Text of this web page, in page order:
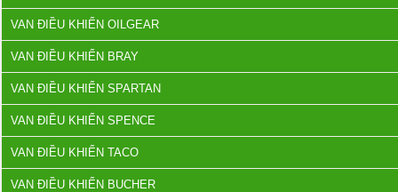
VAN ĐIỀU KHIỂN OILGEAR
VAN ĐIỀU KHIỂN BRAY
VAN ĐIỀU KHIỂN SPARTAN
VAN ĐIỀU KHIỂN SPENCE
VAN ĐIỀU KHIỂN TACO
VAN ĐIỀU KHIỂN BUCHER